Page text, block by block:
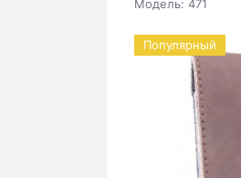
Модель: 471
Популярный